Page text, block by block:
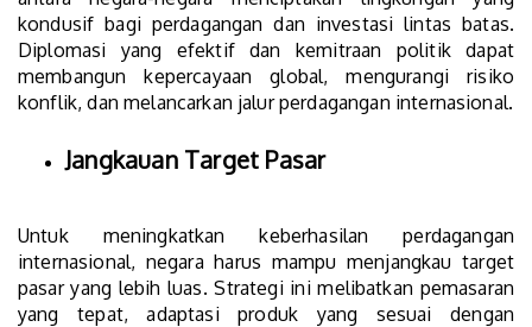
kondusif bagi perdagangan dan investasi lintas batas.
Diplomasi yang efektif dan kemitraan politik dapat
membangun kepercayaan global, mengurangi risiko
konflik, dan melancarkan jalur perdagangan internasional.
Jangkauan Target Pasar
Untuk meningkatkan keberhasilan perdagangan
internasional, negara harus mampu menjangkau target
pasar yang lebih luas. Strategi ini melibatkan pemasaran
yang tepat, adaptasi produk yang sesuai dengan